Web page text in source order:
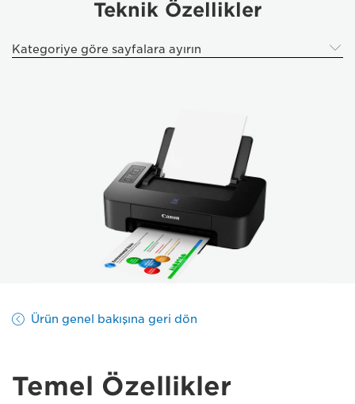
Teknik Özellikler
Kategoriye göre sayfalara ayırın
Ürün genel bakışına geri dön
Temel Özellikler